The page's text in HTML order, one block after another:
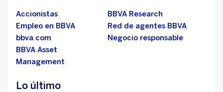
Accionistas
BBVA Research
Empleo en BBVA
Red de agentes BBVA
bbva.com
Negocio responsable
BBVA Asset
Management
Lo último